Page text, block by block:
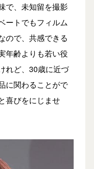
で、未知留を撮影
ートでもフィルム
ので、共感できる
年齢よりも若い役
れど、30歳に近づ
に関わることがで
喜びをにじませ